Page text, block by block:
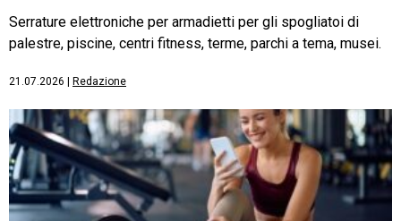
Serrature elettroniche per armadietti per gli spogliatoi di
palestre, piscine, centri fitness, terme, parchi a tema, musei.
21.07.2026 Redazione